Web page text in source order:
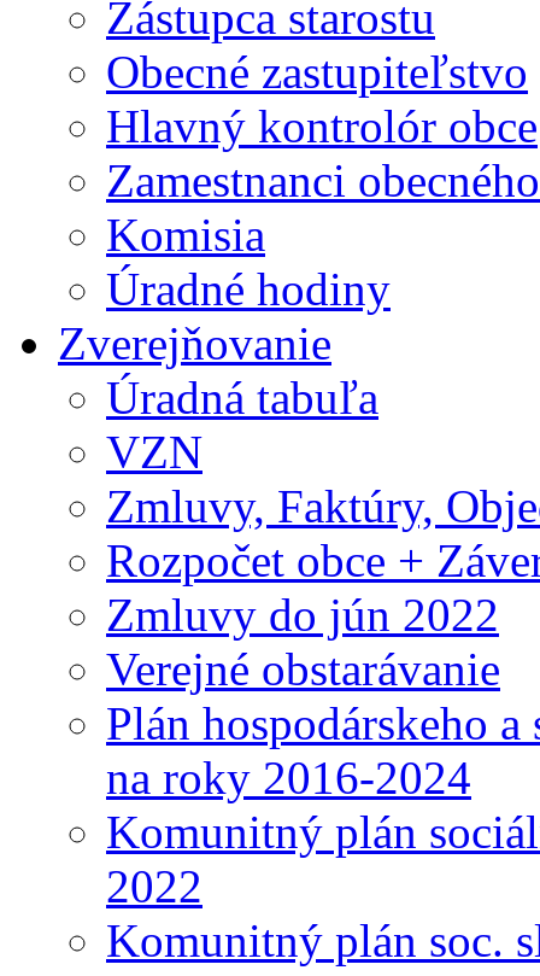
Zástupca starostu
Obecné zastupiteľstvo
Hlavný kontrolór obce
Zamestnanci
Komisia
Úradné hodiny
Zverejňovanie
Úradná tabuľa
VZN
Zmluvy, Faktúry,
Rozpočet obce +
Zmluvy do jún 2022
Verejné obstarávanie
Plán hospodárskeho
na roky 2016-2024
Komunitný plán
2022
Komunitný plán soc.